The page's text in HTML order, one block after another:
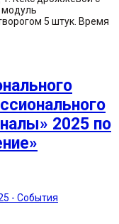
модуль
5 штук. Время
2025 по
- События